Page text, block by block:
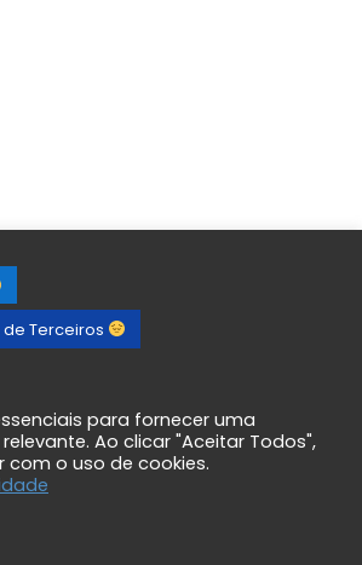
Terceiros
para fornecer uma
Ao clicar "Aceitar Todos",
o uso de cookies.